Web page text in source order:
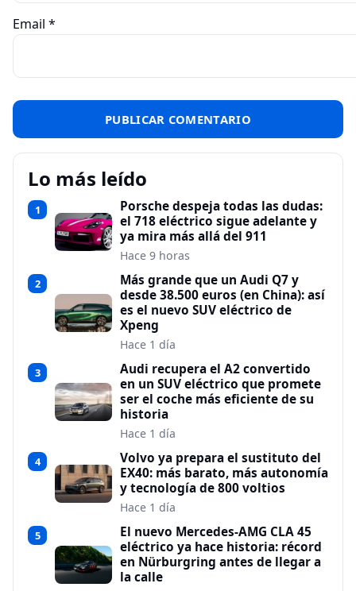
Email *
Lo más leído
1
Porsche despeja todas las dudas:
el 718 eléctrico sigue adelante y
ya mira más allá del 911
Hace 9 horas
2
Más grande que un Audi Q7 y
desde 38.500 euros (en China): así
es el nuevo SUV eléctrico de
Xpeng
Hace 1 día
3
Audi recupera el A2 convertido
en un SUV eléctrico que promete
ser el coche más eficiente de su
historia
Hace 1 día
4
Volvo ya prepara el sustituto del
EX40: más barato, más autonomía
y tecnología de 800 voltios
Hace 1 día
5
El nuevo Mercedes-AMG CLA 45
eléctrico ya hace historia: récord
en Nürburgring antes de llegar a
la calle